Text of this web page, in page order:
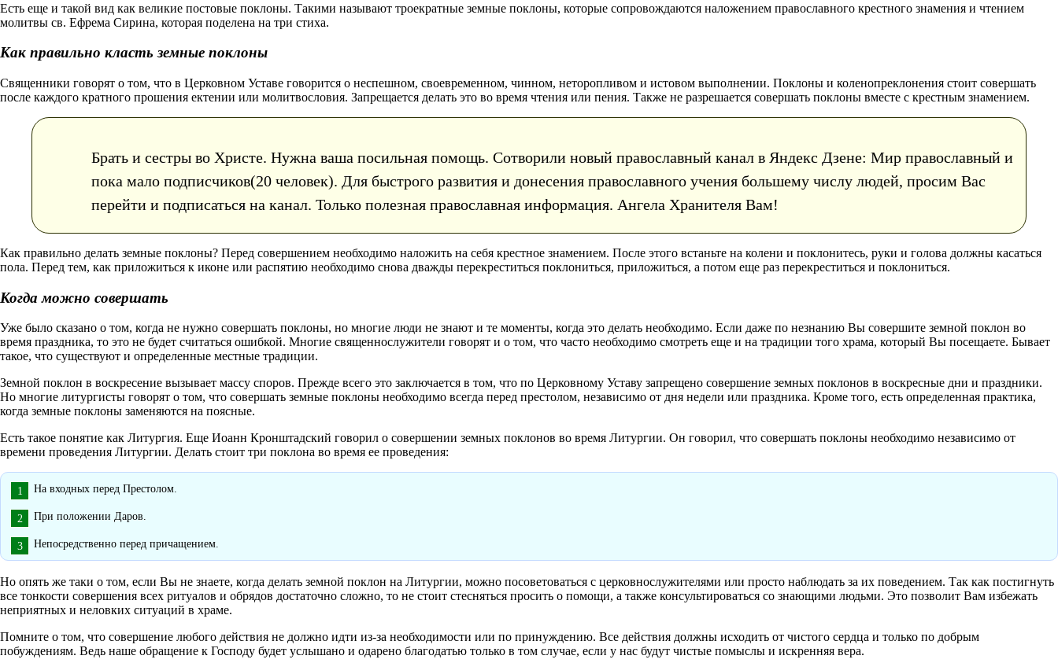
Есть еще и такой вид как великие постовые поклоны. Такими называют троекратные земные поклоны, которые сопровождаются наложением православного крестного знамения и чтением
молитвы св. Ефрема Сирина, которая поделена на три стиха.
Как правильно класть земные поклоны
Священники говорят о том, что в Церковном Уставе говорится о неспешном, своевременном, чинном, неторопливом и истовом выполнении. Поклоны и коленопреклонения стоит совершать
после каждого кратного прошения ектении или молитвословия. Запрещается делать это во время чтения или пения. Также не разрешается совершать поклоны вместе с крестным знамением.
Брать и сестры во Христе. Нужна ваша посильная помощь. Сотворили новый православный канал в Яндекс Дзене: Мир православный и
пока мало подписчиков(20 человек). Для быстрого развития и донесения православного учения большему числу людей, просим Вас
перейти и подписаться на канал. Только полезная православная информация. Ангела Хранителя Вам!
Как правильно делать земные поклоны? Перед совершением необходимо наложить на себя крестное знамением. После этого встаньте на колени и поклонитесь, руки и голова должны касаться
пола. Перед тем, как приложиться к иконе или распятию необходимо снова дважды перекреститься поклониться, приложиться, а потом еще раз перекреститься и поклониться.
Когда можно совершать
Уже было сказано о том, когда не нужно совершать поклоны, но многие люди не знают и те моменты, когда это делать необходимо. Если даже по незнанию Вы совершите земной поклон во
время праздника, то это не будет считаться ошибкой. Многие священнослужители говорят и о том, что часто необходимо смотреть еще и на традиции того храма, который Вы посещаете. Бывает
такое, что существуют и определенные местные традиции.
Земной поклон в воскресение вызывает массу споров. Прежде всего это заключается в том, что по Церковному Уставу запрещено совершение земных поклонов в воскресные дни и праздники.
Но многие литургисты говорят о том, что совершать земные поклоны необходимо всегда перед престолом, независимо от дня недели или праздника. Кроме того, есть определенная практика,
когда земные поклоны заменяются на поясные.
Есть такое понятие как Литургия. Еще Иоанн Кронштадский говорил о совершении земных поклонов во время Литургии. Он говорил, что совершать поклоны необходимо независимо от
времени проведения Литургии. Делать стоит три поклона во время ее проведения:
На входных перед Престолом.
При положении Даров.
Непосредственно перед причащением.
Но опять же таки о том, если Вы не знаете, когда делать земной поклон на Литургии, можно посоветоваться с церковнослужителями или просто наблюдать за их поведением. Так как постигнуть
все тонкости совершения всех ритуалов и обрядов достаточно сложно, то не стоит стесняться просить о помощи, а также консультироваться со знающими людьми. Это позволит Вам избежать
неприятных и неловких ситуаций в храме.
Помните о том, что совершение любого действия не должно идти из-за необходимости или по принуждению. Все действия должны исходить от чистого сердца и только по добрым
побуждениям. Ведь наше обращение к Господу будет услышано и одарено благодатью только в том случае, если у нас будут чистые помыслы и искренняя вера.